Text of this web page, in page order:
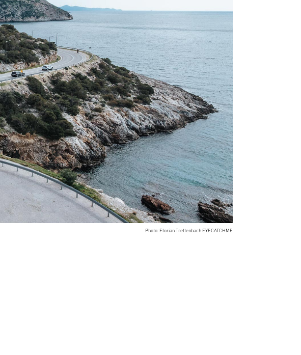
Photo: Florian Trettenbach EYECATCHME